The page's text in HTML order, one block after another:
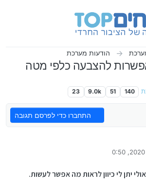
הודעות מערכת
להצבעה כלפי מטה
140
51
9.0k
23
התחברו כדי לפרסם תגובה
על ידי שמואל
יתן לי כיוון לראות מה אפשר לעשות.